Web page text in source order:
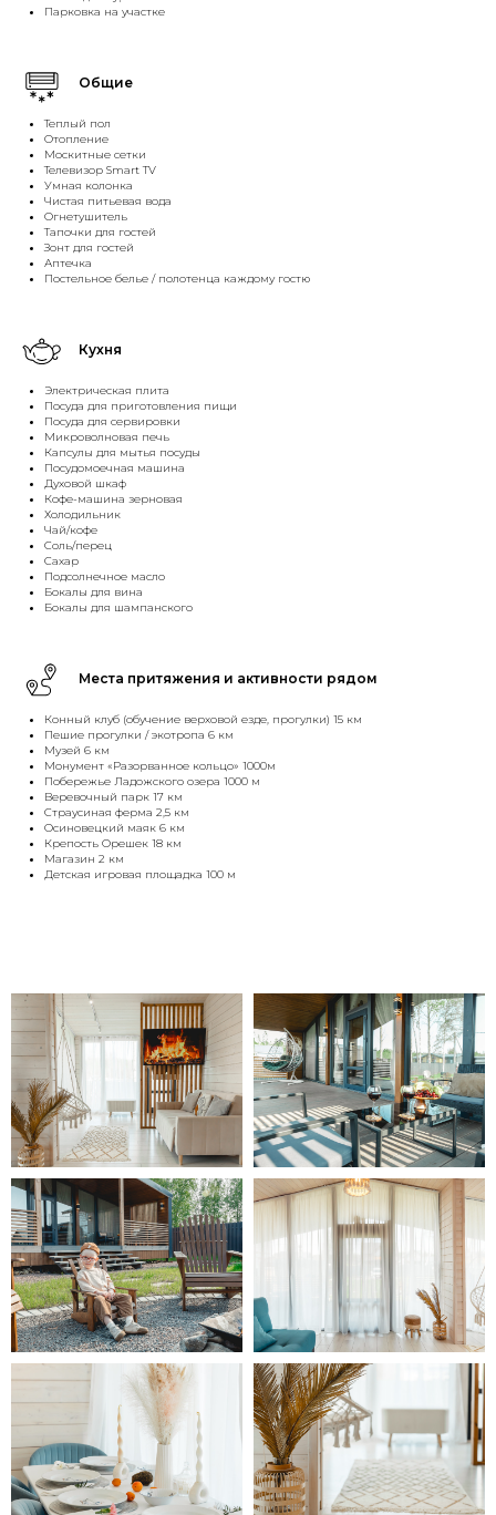
Парковка на участке
Общие
Теплый пол
Отопление
Москитные сетки
Телевизор Smart TV
Умная колонка
Чистая питьевая вода
Огнетушитель
Тапочки для гостей
Зонт для гостей
Аптечка
Постельное белье / полотенца каждому гостю
Кухня
Электрическая плита
Посуда для приготовления пищи
Посуда для сервировки
Микроволновая печь
Капсулы для мытья посуды
Посудомоечная машина
Духовой шкаф
Кофе-машина зерновая
Холодильник
Чай/кофе
Соль/перец
Сахар
Подсолнечное масло
Бокалы для вина
Бокалы для шампанского
Места притяжения и активности рядом
Конный клуб (обучение верховой езде, прогулки) 15 км
Пешие прогулки / экотропа 6 км
Музей 6 км
Монумент «Разорванное кольцо» 1000м
Побережье Ладожского озера 1000 м
Веревочный парк 17 км
Страусиная ферма 2,5 км
Осиновецкий маяк 6 км
Крепость Орешек 18 км
Магазин 2 км
Детская игровая площадка 100 м